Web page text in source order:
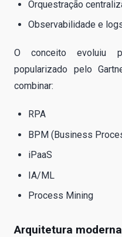
Orquestração
Observabilidade e
O conceito evoluiu
popularizado pelo
combinar:
RPA
BPM (Business
iPaaS
IA/ML
Process Mining
Arquitetura